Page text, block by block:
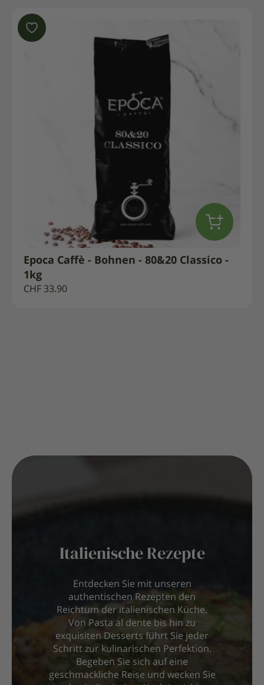
Epoca Caffè - Bohnen - 80&20 Classico -
1kg
CHF 33.90
Italienische Rezepte
Entdecken Sie mit unseren
authentischen Rezepten den
Reichtum der italienischen Küche.
Von Pasta al dente bis hin zu
exquisiten Desserts führt Sie jeder
Schritt zur kulinarischen Perfektion.
Begeben Sie sich auf eine
geschmackliche Reise und wecken Sie